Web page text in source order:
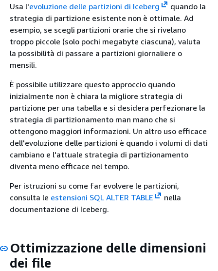
Usa l'evoluzione delle partizioni di Iceberg
quando la
strategia di partizione esistente non è ottimale. Ad
esempio, se scegli partizioni orarie che si rivelano
troppo piccole (solo pochi megabyte ciascuna), valuta
la possibilità di passare a partizioni giornaliere o
mensili.
È possibile utilizzare questo approccio quando
inizialmente non è chiara la migliore strategia di
partizione per una tabella e si desidera perfezionare la
strategia di partizionamento man mano che si
ottengono maggiori informazioni. Un altro uso efficace
dell'evoluzione delle partizioni è quando i volumi di dati
cambiano e l'attuale strategia di partizionamento
diventa meno efficace nel tempo.
Per istruzioni su come far evolvere le partizioni,
consulta le estensioni SQL ALTER TABLE
nella
documentazione di Iceberg.
Ottimizzazione delle dimensioni
dei file